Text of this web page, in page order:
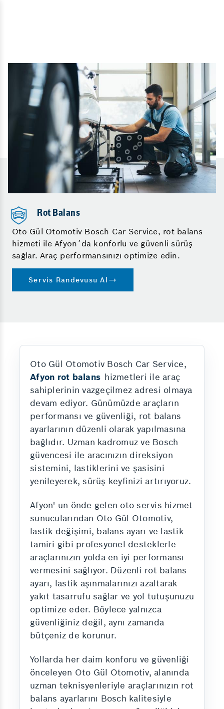
Rot Balans
Oto Gül Otomotiv Bosch Car Service, rot balans
hizmeti ile Afyon´da konforlu ve güvenli sürüş
sağlar. Araç performansınızı optimize edin.
Servis Randevusu Al
Oto Gül Otomotiv Bosch Car Service,
Afyon rot balans hizmetleri ile araç
sahiplerinin vazgeçilmez adresi olmaya
devam ediyor. Günümüzde araçların
performansı ve güvenliği, rot balans
ayarlarının düzenli olarak yapılmasına
bağlıdır. Uzman kadromuz ve Bosch
güvencesi ile aracınızın direksiyon
sistemini, lastiklerini ve şasisini
yenileyerek, sürüş keyfinizi artırıyoruz.
Afyon' un önde gelen oto servis hizmet
sunucularından Oto Gül Otomotiv,
lastik değişimi, balans ayarı ve lastik
tamiri gibi profesyonel desteklerle
araçlarınızın yolda en iyi performansı
vermesini sağlıyor. Düzenli rot balans
ayarı, lastik aşınmalarınızı azaltarak
yakıt tasarrufu sağlar ve yol tutuşunuzu
optimize eder. Böylece yalnızca
güvenliğiniz değil, aynı zamanda
bütçeniz de korunur.
Yollarda her daim konforu ve güvenliği
önceleyen Oto Gül Otomotiv, alanında
uzman teknisyenleriyle araçlarınızın rot
balans ayarlarını Bosch kalitesiyle